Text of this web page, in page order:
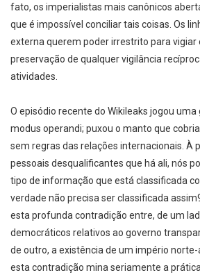
fato, os imperialistas mais canônicos
que é impossível conciliar tais coisas. Os
externa querem poder irrestrito para vigiar
preservação de qualquer vigilância
atividades.
O episódio recente do Wikileaks jogou
modus operandi; puxou o manto que
sem regras das relações internacionais. À
pessoais desqualificantes que há ali, nós
tipo de informação que está classificada
verdade não precisa ser classificada
esta profunda contradição entre, de um
democráticos relativos ao governo
de outro, a existência de um império
esta contradição mina seriamente a